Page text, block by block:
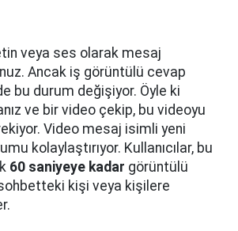
veya ses olarak mesaj
Ancak iş görüntülü cevap
bu durum değişiyor. Öyle ki
ve bir video çekip, bu videoyu
Video mesaj isimli yeni
kolaylaştırıyor. Kullanıcılar, bu
60 saniyeye kadar görüntülü
kişi veya kişilere